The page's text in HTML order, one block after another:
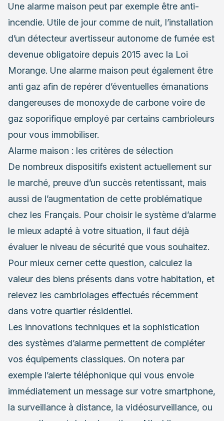
Une alarme maison peut par exemple être anti-
incendie. Utile de jour comme de nuit, l’installation
d’un détecteur avertisseur autonome de fumée est
devenue obligatoire depuis 2015 avec la Loi
Morange. Une alarme maison peut également être
anti gaz afin de repérer d’éventuelles émanations
dangereuses de monoxyde de carbone voire de
gaz soporifique employé par certains cambrioleurs
pour vous immobiliser.
Alarme maison : les critères de sélection
De nombreux dispositifs existent actuellement sur
le marché, preuve d’un succès retentissant, mais
aussi de l’augmentation de cette problématique
chez les Français. Pour choisir le système d’alarme
le mieux adapté à votre situation, il faut déjà
évaluer le niveau de sécurité que vous souhaitez.
Pour mieux cerner cette question, calculez la
valeur des biens présents dans votre habitation, et
relevez les cambriolages effectués récemment
dans votre quartier résidentiel.
Les innovations techniques et la sophistication
des systèmes d’alarme permettent de compléter
vos équipements classiques. On notera par
exemple l’alerte téléphonique qui vous envoie
immédiatement un message sur votre smartphone,
la surveillance à distance, la vidéosurveillance, ou